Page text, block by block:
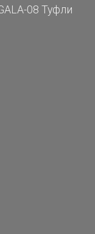
08 Туфли